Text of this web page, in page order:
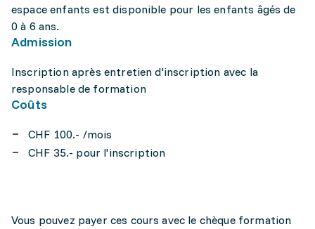
espace enfants est disponible pour les enfants âgés de
0 à 6 ans.
Admission
Inscription après entretien d'inscription avec la
responsable de formation
Coûts
CHF 100.- /mois
CHF 35.- pour l'inscription
Vous pouvez payer ces cours avec le chèque formation